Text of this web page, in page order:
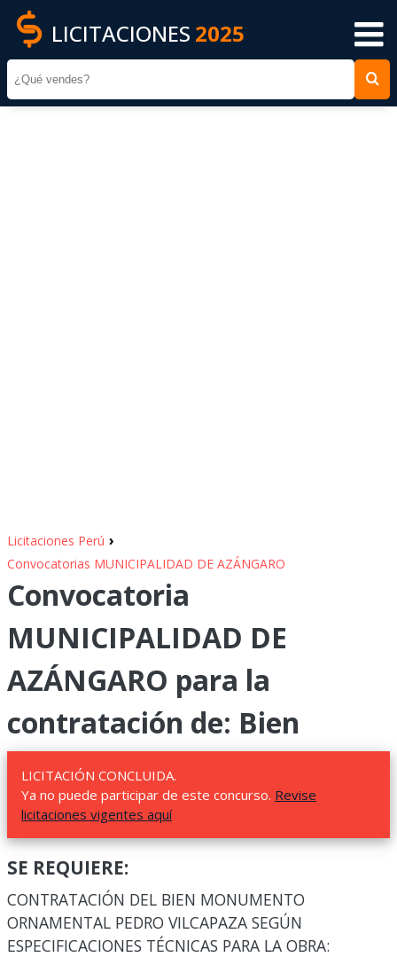
LICITACIONES 2025
Licitaciones Perú ›
Convocatorias MUNICIPALIDAD DE AZÁNGARO
Convocatoria
MUNICIPALIDAD DE
AZÁNGARO para la
contratación de: Bien
LICITACIÓN CONCLUIDA.
Ya no puede participar de este concurso. Revise
licitaciones vigentes aquí
SE REQUIERE:
CONTRATACIÓN DEL BIEN MONUMENTO
ORNAMENTAL PEDRO VILCAPAZA SEGÚN
ESPECIFICACIONES TÉCNICAS PARA LA OBRA: